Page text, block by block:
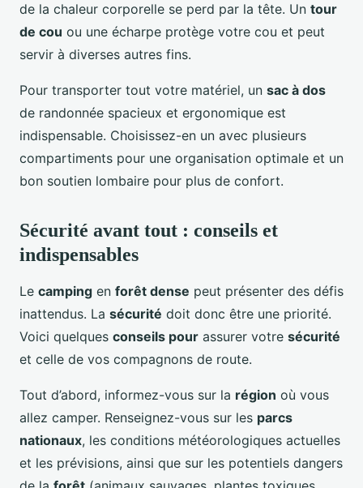
de la chaleur corporelle se perd par la tête. Un tour
de cou ou une écharpe protège votre cou et peut
servir à diverses autres fins.
Pour transporter tout votre matériel, un sac à dos
de randonnée spacieux et ergonomique est
indispensable. Choisissez-en un avec plusieurs
compartiments pour une organisation optimale et un
bon soutien lombaire pour plus de confort.
Sécurité avant tout : conseils et
indispensables
Le camping en forêt dense peut présenter des défis
inattendus. La sécurité doit donc être une priorité.
Voici quelques conseils pour assurer votre sécurité
et celle de vos compagnons de route.
Tout d’abord, informez-vous sur la région où vous
allez camper. Renseignez-vous sur les parcs
nationaux, les conditions météorologiques actuelles
et les prévisions, ainsi que sur les potentiels dangers